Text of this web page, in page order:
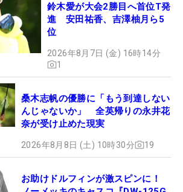
鈴木愛が大会2勝目へ首位T発
進 安田祐香、吉澤柚月ら5
位
2026年8月7日 (金) 16時14分
1
桑木志帆の優勝に「もう到達しない
んじゃないか」 全英帰りの永井花
奈が受け止めた現実
2026年8月8日 (土) 10時30分 19
お助けドルフィンが激スピンに！